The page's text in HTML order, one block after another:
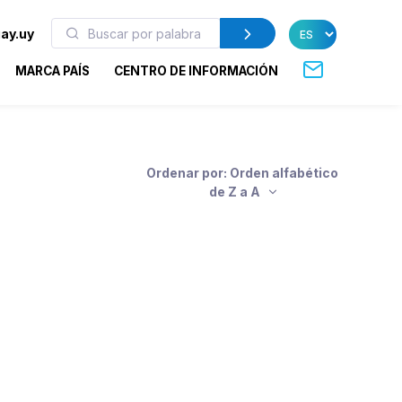
MARCA PAÍS CENTRO DE INFORMACIÓN
Ordenar por: Orden alfabético
de Z a A